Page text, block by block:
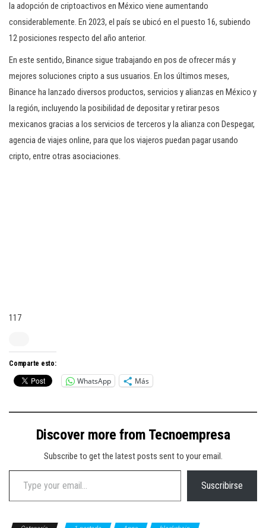
la adopción de criptoactivos en México viene aumentando
considerablemente. En 2023, el país se ubicó en el puesto 16, subiendo
12 posiciones respecto del año anterior.
En este sentido, Binance sigue trabajando en pos de ofrecer más y
mejores soluciones cripto a sus usuarios. En los últimos meses,
Binance ha lanzado diversos productos, servicios y alianzas en México y
la región, incluyendo la posibilidad de depositar y retirar pesos
mexicanos gracias a los servicios de terceros y la alianza con Despegar,
agencia de viajes online, para que los viajeros puedan pagar usando
cripto, entre otras asociaciones.
117
Comparte esto:
WhatsApp Más
Discover more from Tecnoempresa
Subscribe to get the latest posts sent to your email.
Type your email…
Suscribirse